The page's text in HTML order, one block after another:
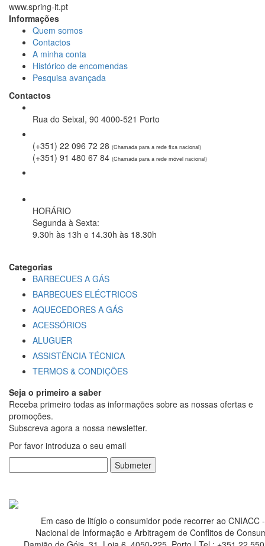
www.spring-it.pt
Informações
Quem somos
Contactos
A minha conta
Histórico de encomendas
Pesquisa avançada
Contactos
Rua do Seixal, 90 4000-521 Porto
(+351) 22 096 72 28 (Chamada para a rede fixa nacional)
(+351) 91 480 67 84 (Chamada para a rede móvel nacional)
HORÁRIO
Segunda à Sexta:
9.30h às 13h e 14.30h às 18.30h
Categorias
BARBECUES A GÁS
BARBECUES ELÉCTRICOS
AQUECEDORES A GÁS
ACESSÓRIOS
ALUGUER
ASSISTÊNCIA TÉCNICA
TERMOS & CONDIÇÕES
Seja o primeiro a saber
Receba primeiro todas as informações sobre as nossas ofertas e
promoções.
Subscreva agora a nossa newsletter.
Por favor introduza o seu email
Submeter
Em caso de litígio o consumidor pode recorrer ao CNIACC
Nacional de Informação e Arbitragem de Conflitos de